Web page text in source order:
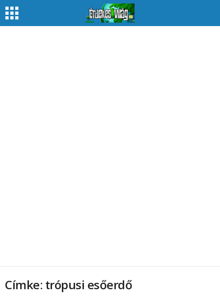
Címke: trópusi esőerdő